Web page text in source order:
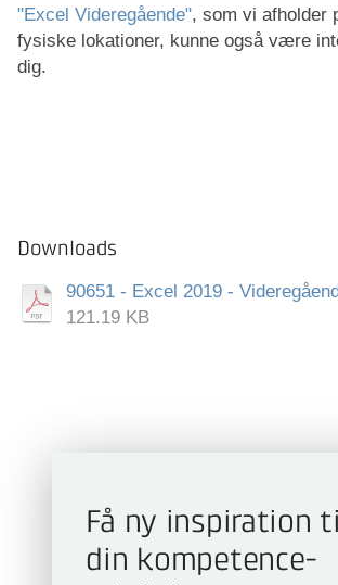
"Excel Videregående", som vi afholder
fysiske lokationer, kunne også være
dig.
Downloads
90651 - Excel 2019 -
121.19 KB
Få ny inspiration til
din kompetence­